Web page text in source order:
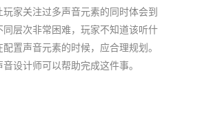
玩家关注过多声音元素的同时体会到
同层次非常困难，玩家不知道该听什
置声音元素的时候，应合理规划。
设计师可以帮助完成这件事。